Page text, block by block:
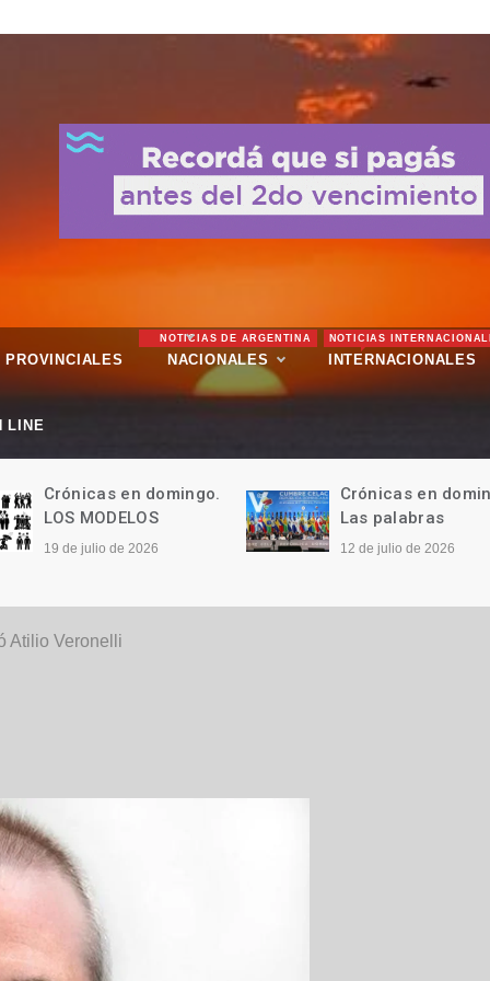
PROVINCIALES NACIONALES
NOTICIAS DE ARGENTINA
INTERNACIONALES
NOTICIAS
LINE
Crónicas en domingo.
LOS MODELOS
19 de julio de 2026
Crónicas en
Las palabras
12 de julio de 2026
Atilio Veronelli